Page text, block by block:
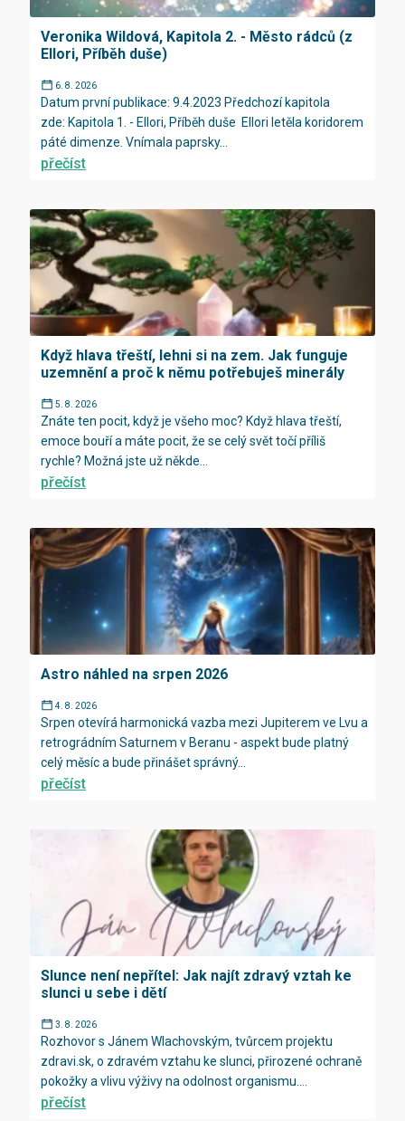
Veronika Wildová, Kapitola 2. - Město rádců (z
Ellori, Příběh duše)
6. 8. 2026
Datum první publikace: 9.4.2023 Předchozí kapitola
zde: Kapitola 1. - Ellori, Příběh duše Ellori letěla koridorem
páté dimenze. Vnímala paprsky...
přečíst
Když hlava třeští, lehni si na zem. Jak funguje
uzemnění a proč k němu potřebuješ minerály
5. 8. 2026
Znáte ten pocit, když je všeho moc? Když hlava třeští,
emoce bouří a máte pocit, že se celý svět točí příliš
rychle? Možná jste už někde...
přečíst
Astro náhled na srpen 2026
4. 8. 2026
Srpen otevírá harmonická vazba mezi Jupiterem ve Lvu a
retrográdním Saturnem v Beranu - aspekt bude platný
celý měsíc a bude přinášet správný...
přečíst
Slunce není nepřítel: Jak najít zdravý vztah ke
slunci u sebe i dětí
3. 8. 2026
Rozhovor s Jánem Wlachovským, tvůrcem projektu
zdravi.sk, o zdravém vztahu ke slunci, přirozené ochraně
pokožky a vlivu výživy na odolnost organismu....
přečíst